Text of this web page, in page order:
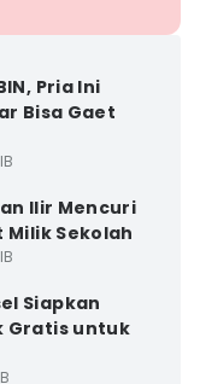
Pria Ini
Bisa Gaet
Ilir Mencuri
Milik Sekolah
Siapkan
Gratis untuk